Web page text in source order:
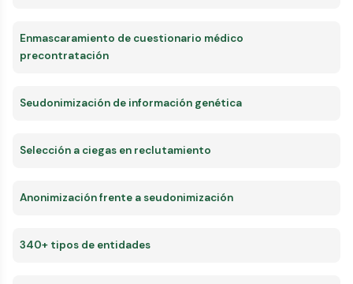
Enmascaramiento de cuestionario médico
precontratación
Seudonimización de información genética
Selección a ciegas en reclutamiento
Anonimización frente a seudonimización
340+ tipos de entidades